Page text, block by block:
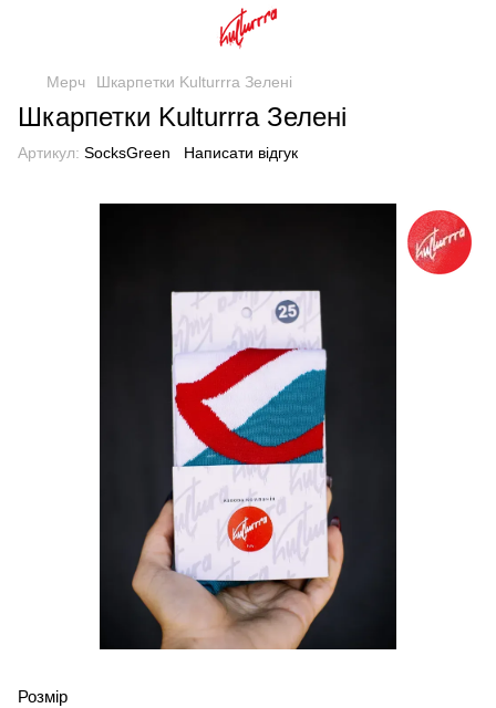
Мерч Шкарпетки Kulturrra Зелені
Шкарпетки Kulturrra Зелені
Артикул: SocksGreen Написати відгук
Розмір